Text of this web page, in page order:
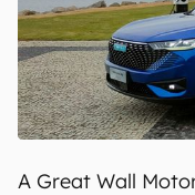
A Great Wall